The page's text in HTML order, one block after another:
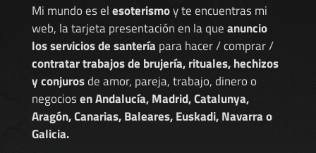
Mi mundo es elesoterismoy te encuentras mi
web, la tarjeta presentación en la queanuncio
los servicios de santería para hacer / comprar /
contratar trabajos de brujería, rituales, hechizos
y conjurosde amor, pareja, trabajo, dinero o
negociosen Andalucía, Madrid, Catalunya,
Aragón, Canarias, Baleares, Euskadi, Navarra o
Galicia.